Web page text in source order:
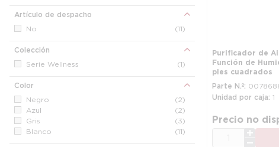
Artículo de despacho
No
(11)
Colección
Serie Wellness
(1)
Color
Negro
(2)
Azul
(2)
Gris
(3)
Blanco
(11)
Purificador de
Función de
pies cuadrados
Parte N.º
Unidad por caja 1
Precio no